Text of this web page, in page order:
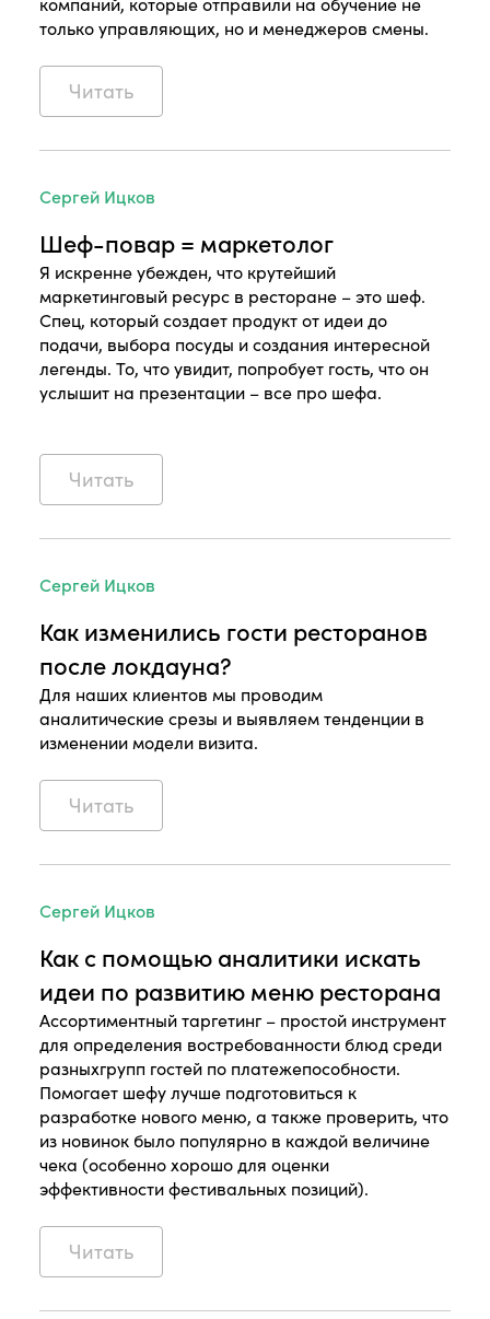
только управляющих, но и менеджеров смены.
Читать
Сергей Ицков
Шеф-повар = маркетолог
Я искренне убежден, что крутейший
маркетинговый ресурс в ресторане – это шеф.
Спец, который создает продукт от идеи до
подачи, выбора посуды и создания интересной
легенды. То, что увидит, попробует гость, что он
услышит на презентации – все про шефа.
Читать
Сергей Ицков
Как изменились гости ресторанов
после локдауна?
Для наших клиентов мы проводим
аналитические срезы и выявляем тенденции в
изменении модели визита.
Читать
Сергей Ицков
Как с помощью аналитики искать
идеи по развитию меню ресторана
Ассортиментный таргетинг – простой инструмент
для определения востребованности блюд среди
разныхгрупп гостей по платежепособности.
Помогает шефу лучше подготовиться к
разработке нового меню, а также проверить, что
из новинок было популярно в каждой величине
чека (особенно хорошо для оценки
эффективности фестивальных позиций).
Читать